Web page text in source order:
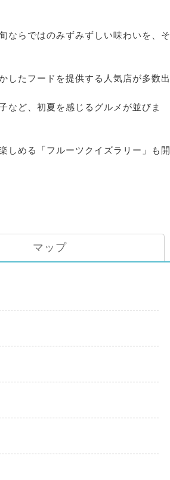
ならではのみずみずしい味わいを、そ
したフードを提供する人気店が多数出
など、初夏を感じるグルメが並びま
しめる「フルーツクイズラリー」も開
マップ